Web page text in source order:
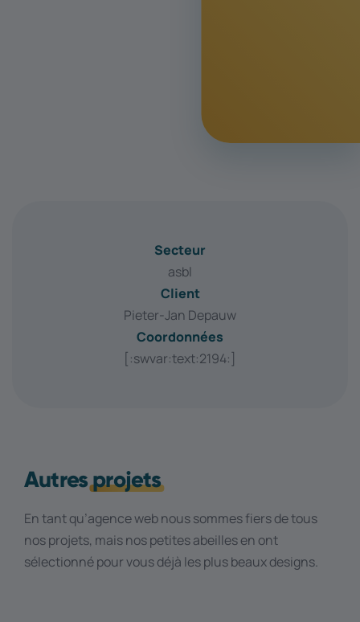
Secteur
asbl
Client
Pieter-Jan Depauw
Coordonnées
[:swvar:text:2194:]
Autresprojets
En tant qu’agence web nous sommes fiers de tous
nos projets, mais nos petites abeilles en ont
sélectionné pour vous déjà les plus beaux designs.